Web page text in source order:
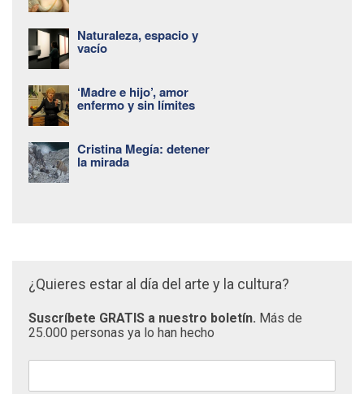
Naturaleza, espacio y
vacío
‘Madre e hijo’, amor
enfermo y sin límites
Cristina Megía: detener
la mirada
¿Quieres estar al día del arte y la cultura?
Suscríbete GRATIS a nuestro boletín. Más de
25.000 personas ya lo han hecho